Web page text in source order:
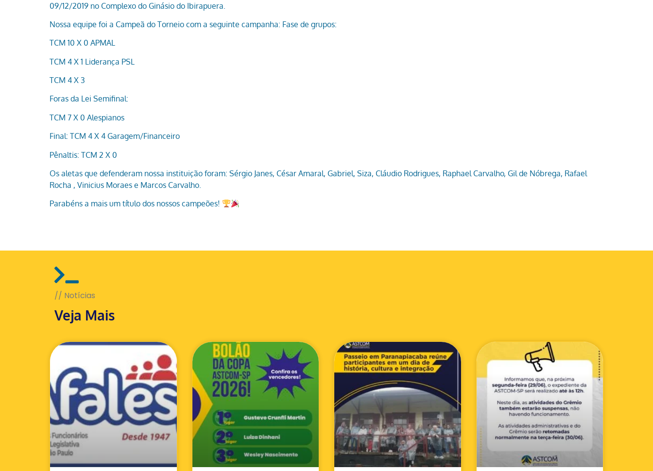
09/12/2019 no Complexo do Ginásio do Ibirapuera.
Nossa equipe foi a Campeã do Torneio com a seguinte campanha: Fase de grupos:
TCM 10 X 0 APMAL
TCM 4 X 1 Liderança PSL
TCM 4 X 3
Foras da Lei Semifinal:
TCM 7 X 0 Alespianos
Final: TCM 4 X 4 Garagem/Financeiro
Pênaltis: TCM 2 X 0
Os aletas que defenderam nossa instituição foram: Sérgio Janes, César Amaral, Gabriel, Siza, Cláudio Rodrigues, Raphael Carvalho, Gil de Nóbrega, Rafael
Rocha , Vinicius Moraes e Marcos Carvalho.
Parabéns a mais um título dos nossos campeões!
// Notícias
Veja Mais